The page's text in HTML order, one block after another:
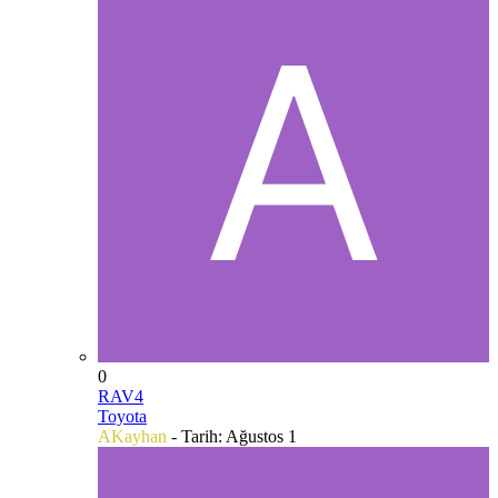
0
RAV4
Toyota
AKayhan - Tarih: Ağustos 1